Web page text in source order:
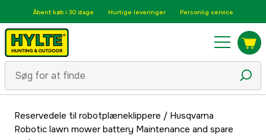
Åbent køb i 30 dage Hurtige leveringer Personlig service
Reservedele til robotplæneklippere / Husqvarna
Robotic lawn mower battery Maintenance and spare